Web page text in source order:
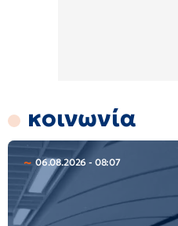
κοινωνία
06.08.2026 - 08:07